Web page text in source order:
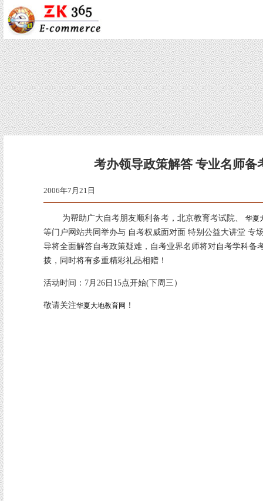
考办领导政策解答 专业名师备
2006年7月21
为帮助广大自考朋友顺利备考，北京教育考试院、 华夏
等门户网站共同举办与 自考权威面对面 特别公益大讲堂 专
导将全面解答自考政策疑难，自考业界名师将对自考学科备
拨，同时将有多重精彩礼品相赠！
活动时间：7月26日15点开始(下周三）
敬请关注华夏大地教育网 ！